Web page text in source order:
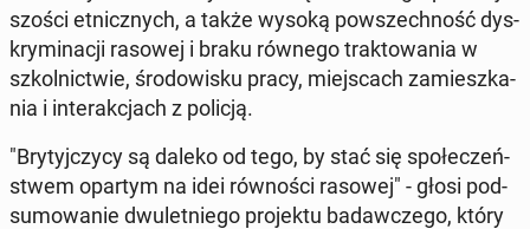
szo­ści et­nicz­nych, a także wysoką po­wszech­ność dys­
kry­mi­na­cji rasowej i braku równego trak­to­wa­nia w
szkol­nic­twie, śro­do­wi­sku pracy, miej­scach za­miesz­ka­
nia i in­te­rak­cjach z policją.
"Bry­tyj­czy­cy są daleko od tego, by stać się spo­łe­czeń­
stwem opartym na idei rów­no­ści rasowej" - głosi pod­
su­mo­wa­nie dwu­let­nie­go pro­jek­tu ba­daw­cze­go, który